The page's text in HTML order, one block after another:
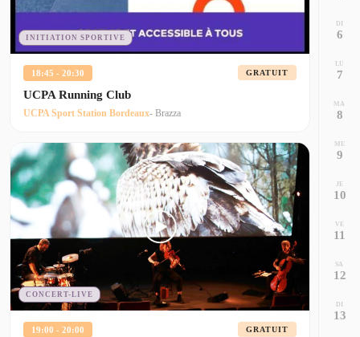
INITIATION SPORTIVE
18:45 - 20:30 GRATUIT
UCPA Running Club
UCPA Sport Station Bordeaux- Brazza
CONCERT-LIVE
19:00 - 20:00 GRATUIT
DI
6
LU
7
MA
8
ME
9
JE
10
VE
11
SA
12
DI
13